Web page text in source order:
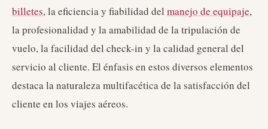
billetes, la eficiencia y fiabilidad del manejo de equipaje,
la profesionalidad y la amabilidad de la tripulación de
vuelo, la facilidad del check-in y la calidad general del
servicio al cliente. El énfasis en estos diversos elementos
destaca la naturaleza multifacética de la satisfacción del
cliente en los viajes aéreos.